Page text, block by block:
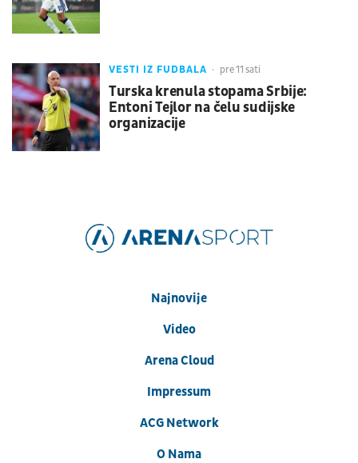
VESTI IZ FUDBALA pre 11 sati
Turska krenula stopama Srbije:
Entoni Tejlor na čelu sudijske
organizacije
Najnovije
Video
Arena Cloud
Impressum
ACG Network
O Nama